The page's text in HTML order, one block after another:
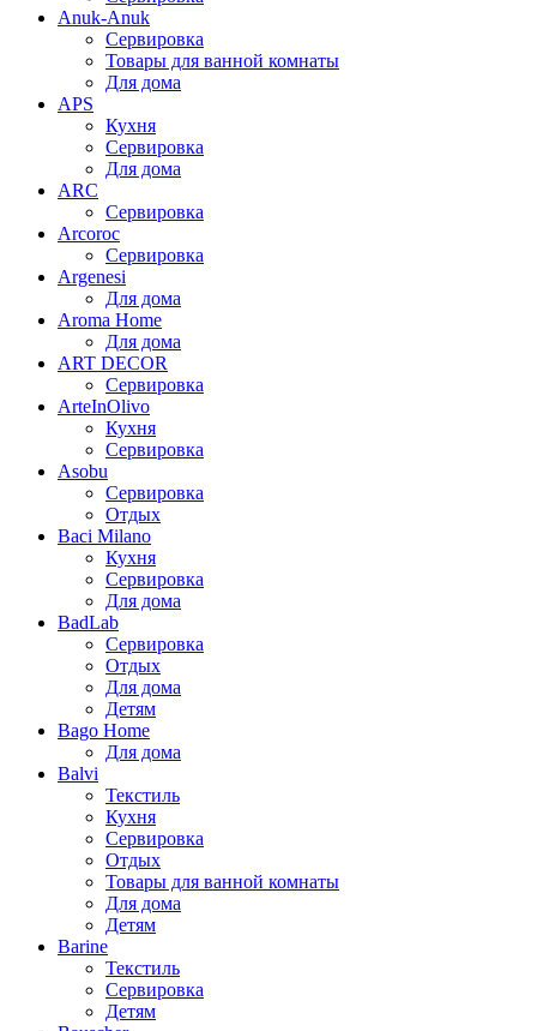
Anuk-Anuk
Сервировка
Товары для ванной комнаты
Для дома
APS
Кухня
Сервировка
Для дома
ARC
Сервировка
Arcoroc
Сервировка
Argenesi
Для дома
Aroma Home
Для дома
ART DECOR
Сервировка
ArteInOlivo
Кухня
Сервировка
Asobu
Сервировка
Отдых
Baci Milano
Кухня
Сервировка
Для дома
BadLab
Сервировка
Отдых
Для дома
Детям
Bago Home
Для дома
Balvi
Текстиль
Кухня
Сервировка
Отдых
Товары для ванной комнаты
Для дома
Детям
Barine
Текстиль
Сервировка
Детям